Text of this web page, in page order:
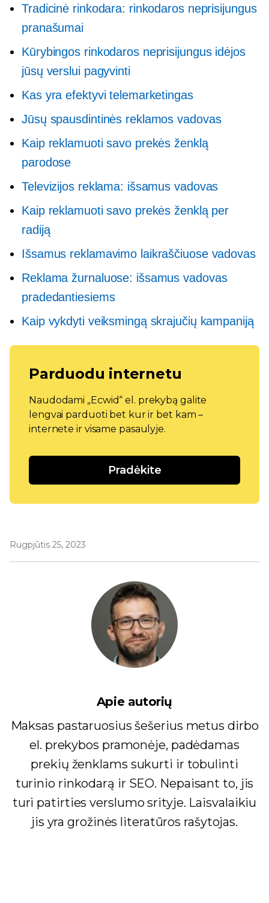
Tradicinė rinkodara: rinkodaros neprisijungus
pranašumai
Kūrybingos rinkodaros neprisijungus idėjos
jūsų verslui pagyvinti
Kas yra efektyvi telemarketingas
Jūsų spausdintinės reklamos vadovas
Kaip reklamuoti savo prekės ženklą
parodose
Televizijos reklama: išsamus vadovas
Kaip reklamuoti savo prekės ženklą per
radiją
Išsamus reklamavimo laikraščiuose vadovas
Reklama žurnaluose: išsamus vadovas
pradedantiesiems
Kaip vykdyti veiksmingą skrajučių kampaniją
Parduodu internetu
Naudodami „Ecwid“ el. prekybą galite
lengvai parduoti bet kur ir bet kam –
internete ir visame pasaulyje.
Pradėkite
Rugpjūtis 25, 2023
Apie autorių
Maksas pastaruosius šešerius metus dirbo
el. prekybos pramonėje, padėdamas
prekių ženklams sukurti ir tobulinti
turinio rinkodarą ir SEO. Nepaisant to, jis
turi patirties verslumo srityje. Laisvalaikiu
jis yra grožinės literatūros rašytojas.